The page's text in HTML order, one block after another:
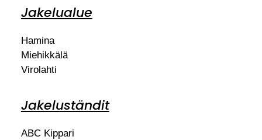
Jakelualue
Hamina
Miehikkälä
Virolahti
Jakeluständit
ABC Kippari